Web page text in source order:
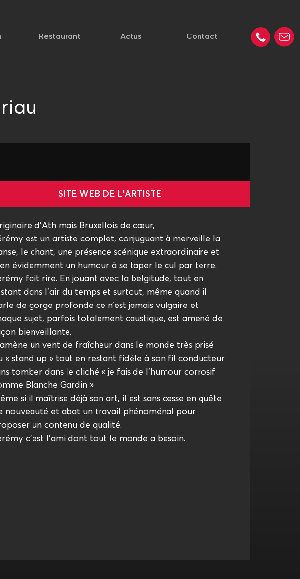
Restaurant Actus Contact
SITE WEB DE L'ARTISTE
d’Ath mais Bruxellois de cœur,
est un artiste complet, conjuguant à merveille la
le chant, une présence scénique extraordinaire et
évidemment un humour à se taper le cul par terre.
fait rire. En jouant avec la belgitude, tout en
dans l’air du temps et surtout, même quand il
de gorge profonde ce n’est jamais vulgaire et
sujet, parfois totalement caustique, est amené de
bienveillante.
amène un vent de fraîcheur dans le monde très prisé
« stand up » tout en restant fidèle à son fil conducteur
tomber dans le cliché « je fais de l’humour corrosif
Blanche Gardin »
si il maîtrise déjà son art, il est sans cesse en quête
nouveauté et abat un travail phénoménal pour
un contenu de qualité.
c’est l’ami dont tout le monde a besoin.